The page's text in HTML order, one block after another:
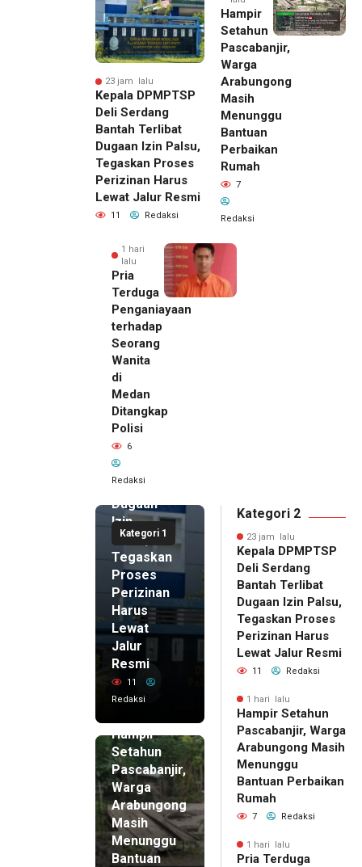
23 jam lalu
Kepala DPMPTSP
Deli Serdang
Bantah Terlibat
Dugaan Izin Palsu,
Tegaskan Proses
Perizinan Harus
Lewat Jalur Resmi
11 Redaksi
Hampir
Setahun
Pascabanjir,
Warga
Arabungong
Masih
Menunggu
Bantuan
Perbaikan
Rumah
7
Redaksi
1 hari
lalu
Pria
Terduga
Penganiayaan
terhadap
Seorang
Wanita
di
Medan
Ditangkap
Polisi
6
Redaksi
Kategori 1
23 jam lalu
Kepala
DPMPTSP
Deli
Serdang
Bantah
Terlibat
Dugaan
Izin
Palsu,
Tegaskan
Proses
Perizinan
Harus
Lewat
Jalur
Resmi
11
Redaksi
Hampir
Setahun
Pascabanjir,
Warga
Arabungong
Masih
Menunggu
Bantuan
Kategori 2
23 jam lalu
Kepala DPMPTSP
Deli Serdang
Bantah Terlibat
Dugaan Izin Palsu,
Tegaskan Proses
Perizinan Harus
Lewat Jalur Resmi
11 Redaksi
1 hari lalu
Hampir Setahun
Pascabanjir, Warga
Arabungong Masih
Menunggu
Bantuan Perbaikan
Rumah
7 Redaksi
1 hari lalu
Pria Terduga